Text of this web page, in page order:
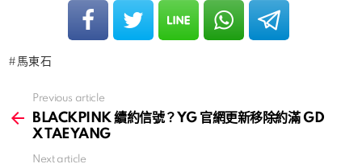
馬東石
more
Previous article
BLACKPINK 續約信號？YG 官網更新移除約滿 GD
X TAEYANG
Next article